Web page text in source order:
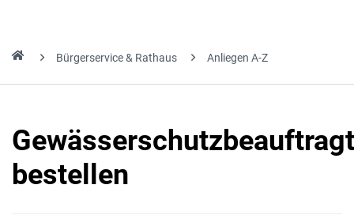
Bürgerservice & Rathaus Anliegen A-Z
bestellen